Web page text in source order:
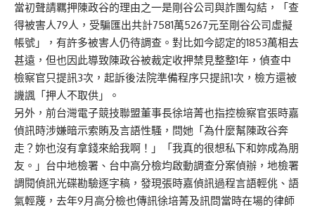
當初聲請羈押陳政谷的理由之一是剛谷公司與詐團勾結，「查
得被害人79人，受騙匯出共計7581萬5267元至剛谷公司虛擬
帳號」，有許多被害人仍待調查。對比如今認定的1853萬相去
甚遠，但也因此導致陳政谷被裁定收押禁見整整1年，偵查中
檢察官只提訊3次，起訴後法院準備程序只提訊1次，檢方還被
譏諷「押人不取供」。
另外 ， 前台灣電子競技聯盟董事長徐培菁也指控檢察官張時嘉
偵訊時涉嫌暗示索賄及言語性騷 ， 問她「為什麼幫陳政谷奔
走？妳也沒有拿錢來給我啊！」「我真的很想私下和妳成為朋
友。」 台中地檢署、台中高分檢均啟動調查分案偵辦， 地檢署
調閱偵訊光碟勘驗逐字稿 ， 發現張時嘉偵訊過程言語輕佻、語
氣輕蔑 ， 去年9月高分檢也傳訊徐培菁及訊問當時在場的律師